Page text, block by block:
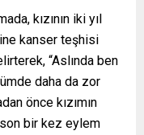
kızının iki yıl
kanser teşhisi
“Aslında ben
daha da zor
önce kızımın
bir kez eylem